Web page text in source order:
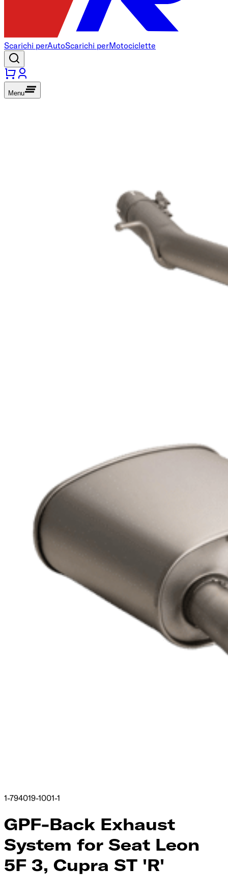
Scarichi perAutoScarichi perMotociclette
Menu
1-794019-1001-1
GPF-Back Exhaust
System for Seat Leon
5F 3, Cupra ST 'R'